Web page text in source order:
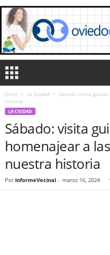
Inicio La Ciudad
Sábado: visita
historia
LA CIUDAD
Sábado: visita
homenajear a
nuestra historia
Por informeVecinal - marzo 16, 2024